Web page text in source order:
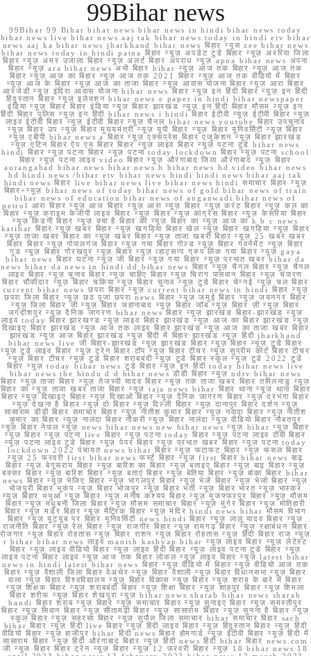
99Bihar news
99Bihar 99 Bihar bihar news bihar news in hindi bihar news today
bihar news live bihar news aaj tak bihar news today in hindi etv bihar
news aaj ka bihar news jharkhand bihar news बिहार न्यूस zee bihar news
bihar news today in hindi patna बिहार न्यूज़ अपडेट टुडे बिहार न्यूज़ अररिया जिला
बिहार न्यूज़ अमर उजाला बिहार न्यूज़ अलर्ट बिहार अपराध न्यूज़ apna bihar news अपना
बिहार न्यूज़ ara bihar news अभी बिहार bihar न्यूज़ आज तक बिहार न्यूज़ आज तक
बिहार न्यूज़ आज का बिहार न्यूज़ आज तक 2021 बिहार न्यूज़ आज तक वीडियो में बिहार
न्यूज़ आज के बिहार न्यूज़ आज का ताजा बिहार न्यूज़ आवास योजना बिहार न्यूज़ आरा बिहार
आरजेडी न्यूज़ इंदिरा आवास योजना bihar news बिहार न्यूज़ इन हिंदी बिहार न्यूज़ इन हिंदी
हिंदुस्तान बिहार न्यूज़ इलेक्शन bihar news e paper in hindi bihar newspaper
इंडिया न्यूज़ बिहार बिहार इंडिया न्यूज़ बिहार झारखंड न्यूज़ इन हिंदी बिहार मौसम न्यूज़ इन
हिंदी बिहार पुलिस न्यूज़ इन हिंदी bihar news i hindi बिहार ईटीवी न्यूज़ ईटीवी बिहार न्यूज़
लाइव ईटीवी बिहार न्यूज़ ईटीवी बिहार न्यूज़ चैनल bihar news youtube बिहार उपचुनाव
न्यूज़ बिहार उप न्यूज़ बिहार मुख्यमंत्री न्यूज़ यूपी बिहार न्यूज़ बिहार यूनिवर्सिटी न्यूज़ बिहार
न्यूज़ एबीपी bihar news a बिहार न्यूज़ एक्सप्रेस बिहार एजुकेशन न्यूज़ बिहार झारखंड
न्यूज़ एटिन बिहार ऐप एम बिहार बिहार न्यूज़ लाइव बिहार न्यूज़ पटना टुडे bihar news
hindi बिहार न्यूज़ पटना बिहार न्यूज़ पटना today lockdown बिहार न्यूज़ पटना school
बिहार न्यूज़ पटना लाइव video बिहार न्यूज़ औरंगाबाद जिला औरंगाबाद न्यूज़ बिहार
aurangabad bihar news bihar news h bihar news hd video bihar news
hd hindi news /bihar etv bihar news hindi hindi news bihar aaj tak
hindi news बिहार live bihar news live bihar news hindi समाचार बिहार न्यूज़
बिहार+न्यूज़ bihar news of today bihar news of gold bihar news of train
bihar news of education bihar news of anganwadi bihar news of
petrol आरा बिहार न्यूज़ आज बिहार न्यूज़ आरा न्यूज़ बिहार न्यूज़ करंट बिहार न्यूज़ कल का
बिहार न्यूज़ क्राइम केजीपी लाइव बिहार न्यूज़ बिहार न्यूज़ कांग्रेस बिहार न्यूज़ केसरिया बिहार
न्यूज़ किडनी बिहार न्यूज़ क्या है बिहार की न्यूज़ बिहार का न्यूज़ आज का k b c news
katihar बिहार न्यूज़ खबर बिहार न्यूज़ खगड़िया बिहार खेल न्यूज़ बिहार खगड़िया न्यूज़ बिहार
न्यूज़ ताजा खबर बिहार का न्यूज़ खबर बिहार न्यूज़ ताजा खबरी बिहार न्यूज़ 25 खबर खबर
बिहार बिहार न्यूज़ गोपालगंज बिहार न्यूज़ गया बिहार गोल्ड न्यूज़ बिहार गवर्नमेंट न्यूज़ बिहार
गुड न्यूज़ बिहार गोरखपुर न्यूज़ बिहार न्यूज़ व्हाट्सप्प ग्रुप लिंक गया बिहार न्यूज़ gaya
bihar news बिहार घटना न्यूज़ जी बिहार न्यूज़ गया बिहार न्यूज़ प्रभात खबर bihar da
news bihar da news in hindi dd bihar news बिहार न्यूज़ चैनल बिहार न्यूज़ चैनल
लाइव बिहार न्यूज़ चुनाव बिहार न्यूज़ चाहिए बिहार न्यूज़ चिराग पासवान बिहार न्यूज़ चंपारण
बिहार चौकीदार न्यूज़ बिहार चकिया न्यूज़ बिहार चुनाव न्यूज़ टुडे बिहार चेन्नई न्यूज़ चल बिहार
current bihar news छपरा बिहार न्यूज़ current bihar news in hindi बिहार न्यूज़
छपरा जिला बिहार न्यूज़ छठ पूजा छपरा news बिहार न्यूज़ जमुई बिहार न्यूज़ जयनगर बिहार
न्यूज़ जिला बिहार जी न्यूज़ बिहार जहानाबाद न्यूज़ बिहार जॉब न्यूज़ बिहार ज़ी न्यूज़ बिहार
जगदीशपुर न्यूज़ दैनिक जागरण bihar news बिहार न्यूज़ झारखंड बिहार-झारखंड न्यूज़
लाइव today बिहार झारखण्ड न्यूज़ लाइव बिहार झारखंड न्यूज़ आज का बिहार झारखंड न्यूज़
दिखाइए बिहार झारखंड न्यूज़ आज तक लाइव बिहार झारखंड न्यूज़ आज का ताजा खबर बिहार
झारखंड न्यूज़ आज बिहार झारखंड न्यूज़ हिंदी में बिहार झारखंड न्यूज़ हिंदी jharkhand
bihar news live जी बिहार-झारखंड न्यूज़ झारखंड बिहार न्यूज़ बिहार न्यूज़ टुडे बिहार
न्यूज़ टुडे लाइव बिहार न्यूज़ ट्रेन बिहार टॉप न्यूज़ बिहार टीचर न्यूज़ सुप्रीम कोर्ट बिहार टीचर
न्यूज़ बिहार टीचर न्यूज़ टुडे बिहार शराबबंदी न्यूज़ टुडे बिहार स्कूल न्यूज़ टुडे 2022 टुडे
बिहार न्यूज़ today bihar news टुडे बिहार न्यूज़ इन हिंदी today bihar news live
bihar news the hindu d d bihar news डीडी बिहार न्यूज़ ndtv bihar news
बिहार न्यूज़ ताजा बिहार न्यूज़ तेजस्वी यादव बिहार न्यूज़ तक ताजा खबर बिहार तमिलनाडु न्यूज़
बिहार का न्यूज़ ताजा खबर ताजा बिहार न्यूज़ taja news bihar बिहार थाना न्यूज़ थाना बिहार
बिहार न्यूज़ दिखाइए बिहार न्यूज़ दिखाओ बिहार न्यूज़ दैनिक जागरण बिहार न्यूज़ दरभंगा बिहार
न्यूज़ देखना है बिहार न्यूज़ दो बिहार न्यूज़ दिल्ली बिहार न्यूज़ दानापुर बिहार दर्शन न्यूज़
सासाराम डीडी बिहार समाचार बिहार न्यूज़ नीतीश कुमार बिहार न्यूज़ नवादा बिहार न्यूज़ नीतीश
कुमार का बिहार न्यूज़ नालंदा बिहार नौकरी न्यूज़ बिहार नालंदा न्यूज़ वीडियो बिहार नौबतपुर
न्यूज़ बिहार नेपाल न्यूज़ news bihar news new bihar news न्यूज़ bihar न्यूज़ बिहार
न्यूज़ बिहार न्यूज़ पटना live बिहार न्यूज़ पटना today बिहार न्यूज़ पटना लाइव टीवी बिहार
न्यूज़ पटना लाइव टुडे बिहार न्यूज़ पेपर बिहार न्यूज़ प्रभात खबर बिहार न्यूज़ पटना today
lockdown 2022 पंचायत news bihar बिहार न्यूज़ फटाफट बिहार न्यूज़ फसल बिहार
न्यूज़ 25 फरवरी first bihar news फर्स्ट बिहार न्यूज़ first बिहार bihar news बाढ़
बिहार न्यूज़ बेगूसराय बिहार न्यूज़ बारिश का बिहार न्यूज़ बताइए बिहार न्यूज़ बाढ़ बिहार न्यूज़
बक्सर बिहार न्यूज़ बारिश बिहार न्यूज़ बताएं बिहार न्यूज़ बेतिया बिहार न्यूज़ बांका बिहार bihar
news बिहार न्यूज़ भेजिए बिहार न्यूज़ भागलपुर बिहार न्यूज़ भेजें बिहार न्यूज़ भेजो बिहार न्यूज़
भोजपुरी बिहार भूकंप न्यूज़ बिहार भोजपुर न्यूज़ बिहार भर्ती न्यूज़ बिहार भारत न्यूज़ भास्कर
न्यूज़ बिहार भभुआ न्यूज़ बिहार न्यूज़ मनीष कश्यप बिहार न्यूज़ मुजफ्फरपुर बिहार न्यूज़ मौसम
बिहार न्यूज़ मधुबनी जिला बिहार न्यूज़ मौसम समाचार बिहार न्यूज़ मुंगेर बिहार न्यूज़ मोतिहारी
बिहार न्यूज़ मर्डर बिहार न्यूज़ मैट्रिक बिहार न्यूज़ मंदिर hindi news bihar मौसम विभाग
बिहार न्यूज़ यूट्यूब पर बिहार यूनिवर्सिटी news hindi बिहार न्यूज़ लालू यादव बिहार न्यूज़
राजनीति बिहार न्यूज़ रेल बिहार न्यूज़ राजगीर बिहार न्यूज़ रामगढ़ बिहार न्यूज़ रक्षाबंधन बिहार
रोजगार न्यूज़ बिहार रोहतास न्यूज़ बिहार राशन न्यूज़ बिहार रोहतास न्यूज़ हिंदी बिहार राज न्यूज़
r bihar bihar news लाइव manish kashyap bihar न्यूज़ लाइव बिहार न्यूज़ लेटेस्ट
बिहार न्यूज़ लाइव वीडियो बिहार न्यूज़ लाइव हिंदी बिहार न्यूज़ लाइव पटना टुडे बिहार न्यूज़
लाइव पटना बिहार लाइव न्यूज़ आज तक बिहार लोकल न्यूज़ लाइव बिहार न्यूज़ latest bihar
news in hindi latest bihar news बिहार न्यूज़ वीडियो में बिहार न्यूज़ वीडियो आज तक
बिहार न्यूज़ वैशाली जिला बिहार वेअथेर न्यूज़ बिहार वैशाली न्यूज़ बिहार विधानसभा न्यूज़ बिहार
वाला न्यूज़ बिहार विश्वविद्यालय न्यूज़ बिहार विकास न्यूज़ बिहार न्यूज़ शराब के बारे में बिहार
न्यूज़ शिक्षक बिहार न्यूज़ शराबबंदी बिहार न्यूज़ शिक्षा बिहार न्यूज़ शाहपुर बिहार न्यूज़ शिमला
बिहार शरीफ न्यूज़ बिहार शेखपुरा न्यूज़ bihar news sharab bihar news sharab
bandi बिहार शराब न्यूज़ बिहार न्यूज़ समाचार बिहार न्यूज़ सुनाइए बिहार न्यूज़ समस्तीपुर
बिहार न्यूज़ सिवान बिहार न्यूज़ सीतामढ़ी बिहार न्यूज़ सासाराम बिहार न्यूज़ सुनना है बिहार न्यूज़
स्कूल बिहार न्यूज़ सहरसा बिहार न्यूज़ सुपौल जिला समाचार bihar समाचार बिहार sach
bihar बिहार न्यूज़ हिंदी live बिहार न्यूज़ हिंदी लाइव बिहार न्यूज़ हिंदुस्तान बिहार न्यूज़ हिंदी
वीडियो बिहार न्यूज़ हाजीपुर bihar हिंदी news बिहार होमगार्ड न्यूज़ ईटीवी बिहार न्यूज़ हिंदी में
सासाराम बिहार न्यूज़ हिंदी औरंगाबाद बिहार न्यूज़ हिंदी news हिंदी bihar बिहार news.com
जी न्यूज बिहार बिहार ट्रेन न्यूज़ बिहार न्यूज़ 12 फरवरी बिहार न्यूज़ 18 bihar news 18